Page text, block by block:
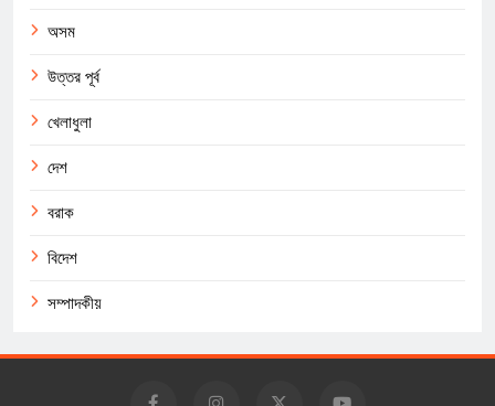
অসম
উত্তর পূর্ব
খেলাধুলা
দেশ
বরাক
বিদেশ
সম্পাদকীয়